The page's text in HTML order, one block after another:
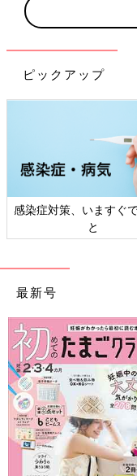
ピックアップ
感染症対策、いますぐ
と
最新号